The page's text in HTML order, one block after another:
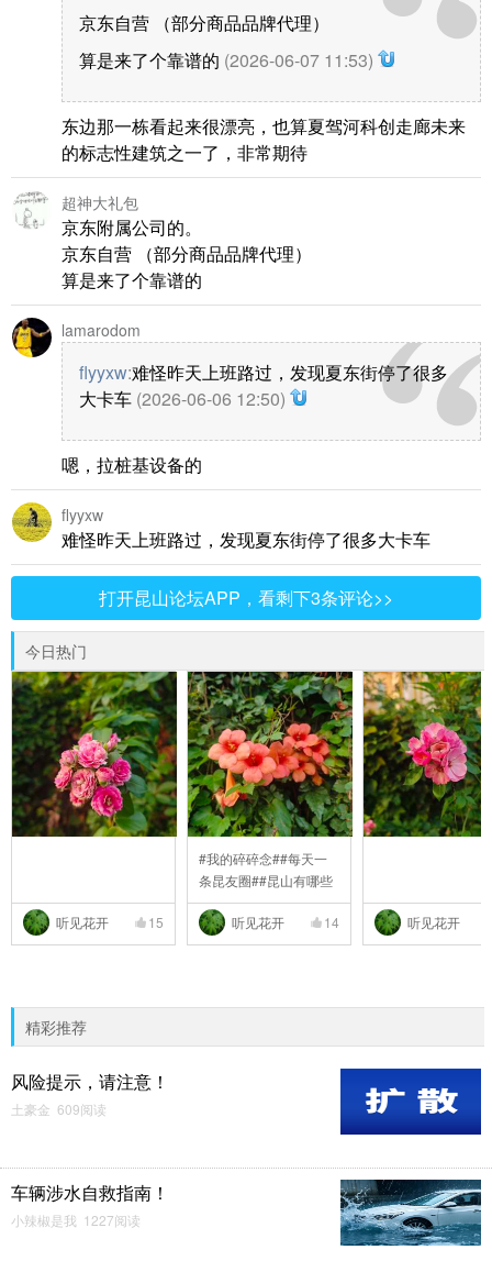
京东自营 （部分商品品牌代理）
算是来了个靠谱的 (2026-06-07 11:53)
东边那一栋看起来很漂亮，也算夏驾河科创走廊未来
的标志性建筑之一了，非常期待
超神大礼包
京东附属公司的。
京东自营 （部分商品品牌代理）
算是来了个靠谱的
lamarodom
flyyxw:难怪昨天上班路过，发现夏东街停了很多
大卡车 (2026-06-06 12:50)
嗯，拉桩基设备的
flyyxw
难怪昨天上班路过，发现夏东街停了很多大卡车
打开昆山论坛APP，看剩下3条评论>>
今日热门
听见花开 15
#我的碎碎念##每天一
条昆友圈##昆山有哪些
..
听见花开
14 听见花开
精彩推荐
风险提示，请注意！
土豪金 609阅读
车辆涉水自救指南！
小辣椒是我 1227阅读